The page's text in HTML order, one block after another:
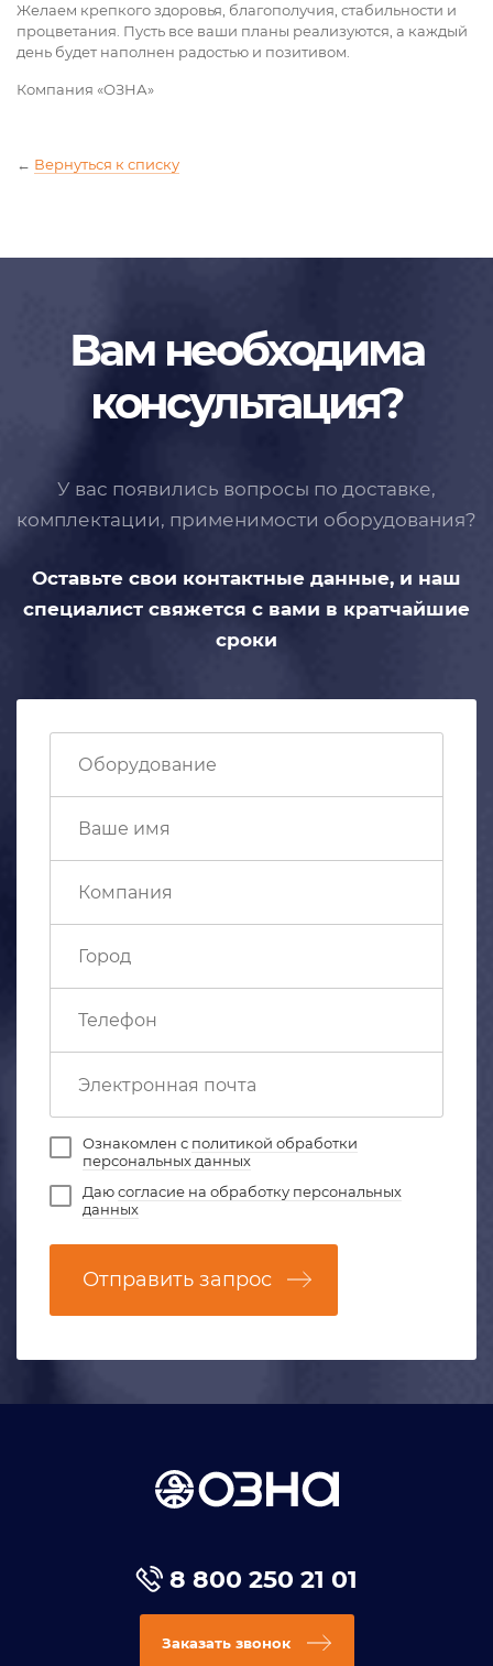
Желаем крепкого здоровья, благополучия, стабильности и
процветания. Пусть все ваши планы реализуются, а каждый
день будет наполнен радостью и позитивом.
Компания «ОЗНА»
← Вернуться к списку
Вам необходима
консультация?
У вас появились вопросы по доставке,
комплектации, применимости оборудования?
Оставьте свои контактные данные, и наш
специалист свяжется с вами в кратчайшие
сроки
Ознакомлен с политикой обработки
персональных данных
Даюсогласие на обработку персональных
данных
Отправить запрос
8 800 250 21 01
Заказать звонок